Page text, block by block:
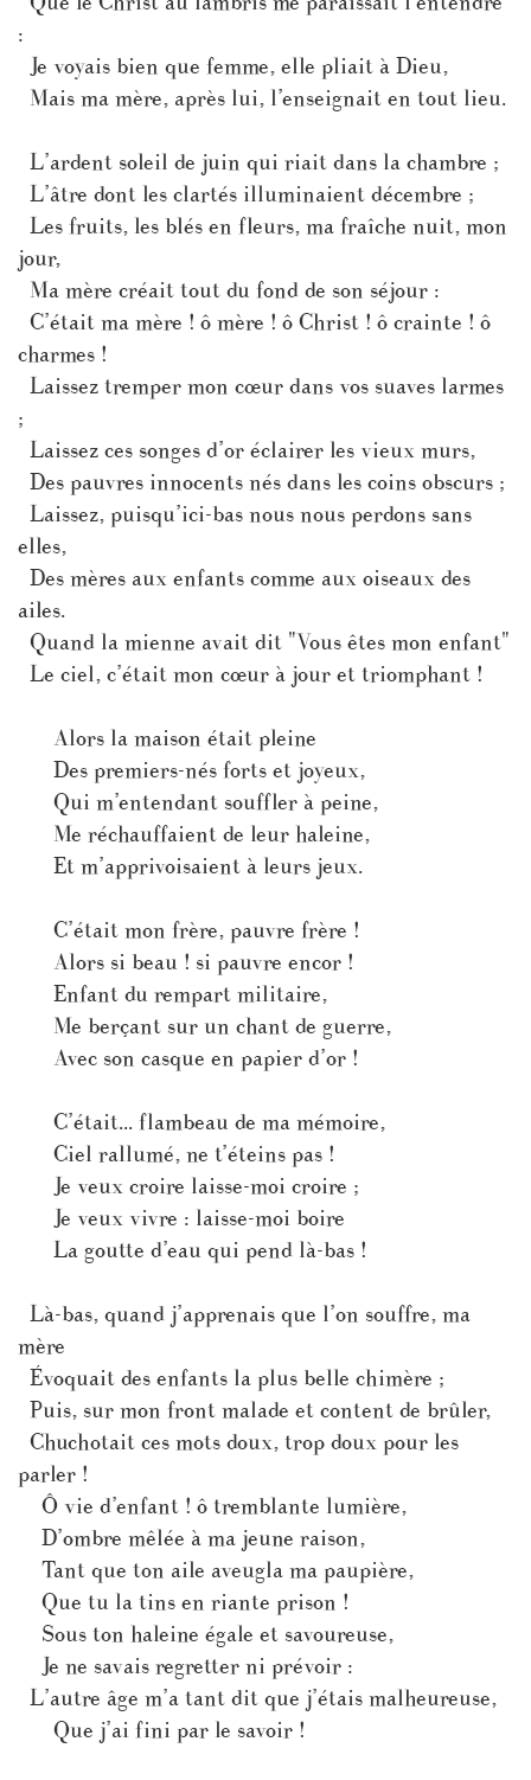
:
Je voyais bien que femme, elle pliait à Dieu,
Mais ma mère, après lui, l’enseignait en tout lieu.
L’ardent soleil de juin qui riait dans la chambre ;
L’âtre dont les clartés illuminaient décembre ;
Les fruits, les blés en fleurs, ma fraîche nuit, mon
jour,
Ma mère créait tout du fond de son séjour :
C’était ma mère ! ô mère ! ô Christ ! ô crainte ! ô
charmes !
Laissez tremper mon cœur dans vos suaves larmes
;
Laissez ces songes d’or éclairer les vieux murs,
Des pauvres innocents nés dans les coins obscurs ;
Laissez, puisqu’ici-bas nous nous perdons sans
elles,
Des mères aux enfants comme aux oiseaux des
ailes.
Quand la mienne avait dit "Vous êtes mon enfant"
Le ciel, c’était mon cœur à jour et triomphant !
Alors la maison était pleine
Des premiers-nés forts et joyeux,
Qui m’entendant souffler à peine,
Me réchauffaient de leur haleine,
Et m’apprivoisaient à leurs jeux.
C’était mon frère, pauvre frère !
Alors si beau ! si pauvre encor !
Enfant du rempart militaire,
Me berçant sur un chant de guerre,
Avec son casque en papier d’or !
C’était... flambeau de ma mémoire,
Ciel rallumé, ne t’éteins pas !
Je veux croire laisse-moi croire ;
Je veux vivre : laisse-moi boire
La goutte d’eau qui pend là-bas !
Là-bas, quand j’apprenais que l’on souffre, ma
mère
Évoquait des enfants la plus belle chimère ;
Puis, sur mon front malade et content de brûler,
Chuchotait ces mots doux, trop doux pour les
parler !
Ô vie d’enfant ! ô tremblante lumière,
D’ombre mêlée à ma jeune raison,
Tant que ton aile aveugla ma paupière,
Que tu la tins en riante prison !
Sous ton haleine égale et savoureuse,
Je ne savais regretter ni prévoir :
L’autre âge m’a tant dit que j’étais malheureuse,
Que j’ai fini par le savoir !